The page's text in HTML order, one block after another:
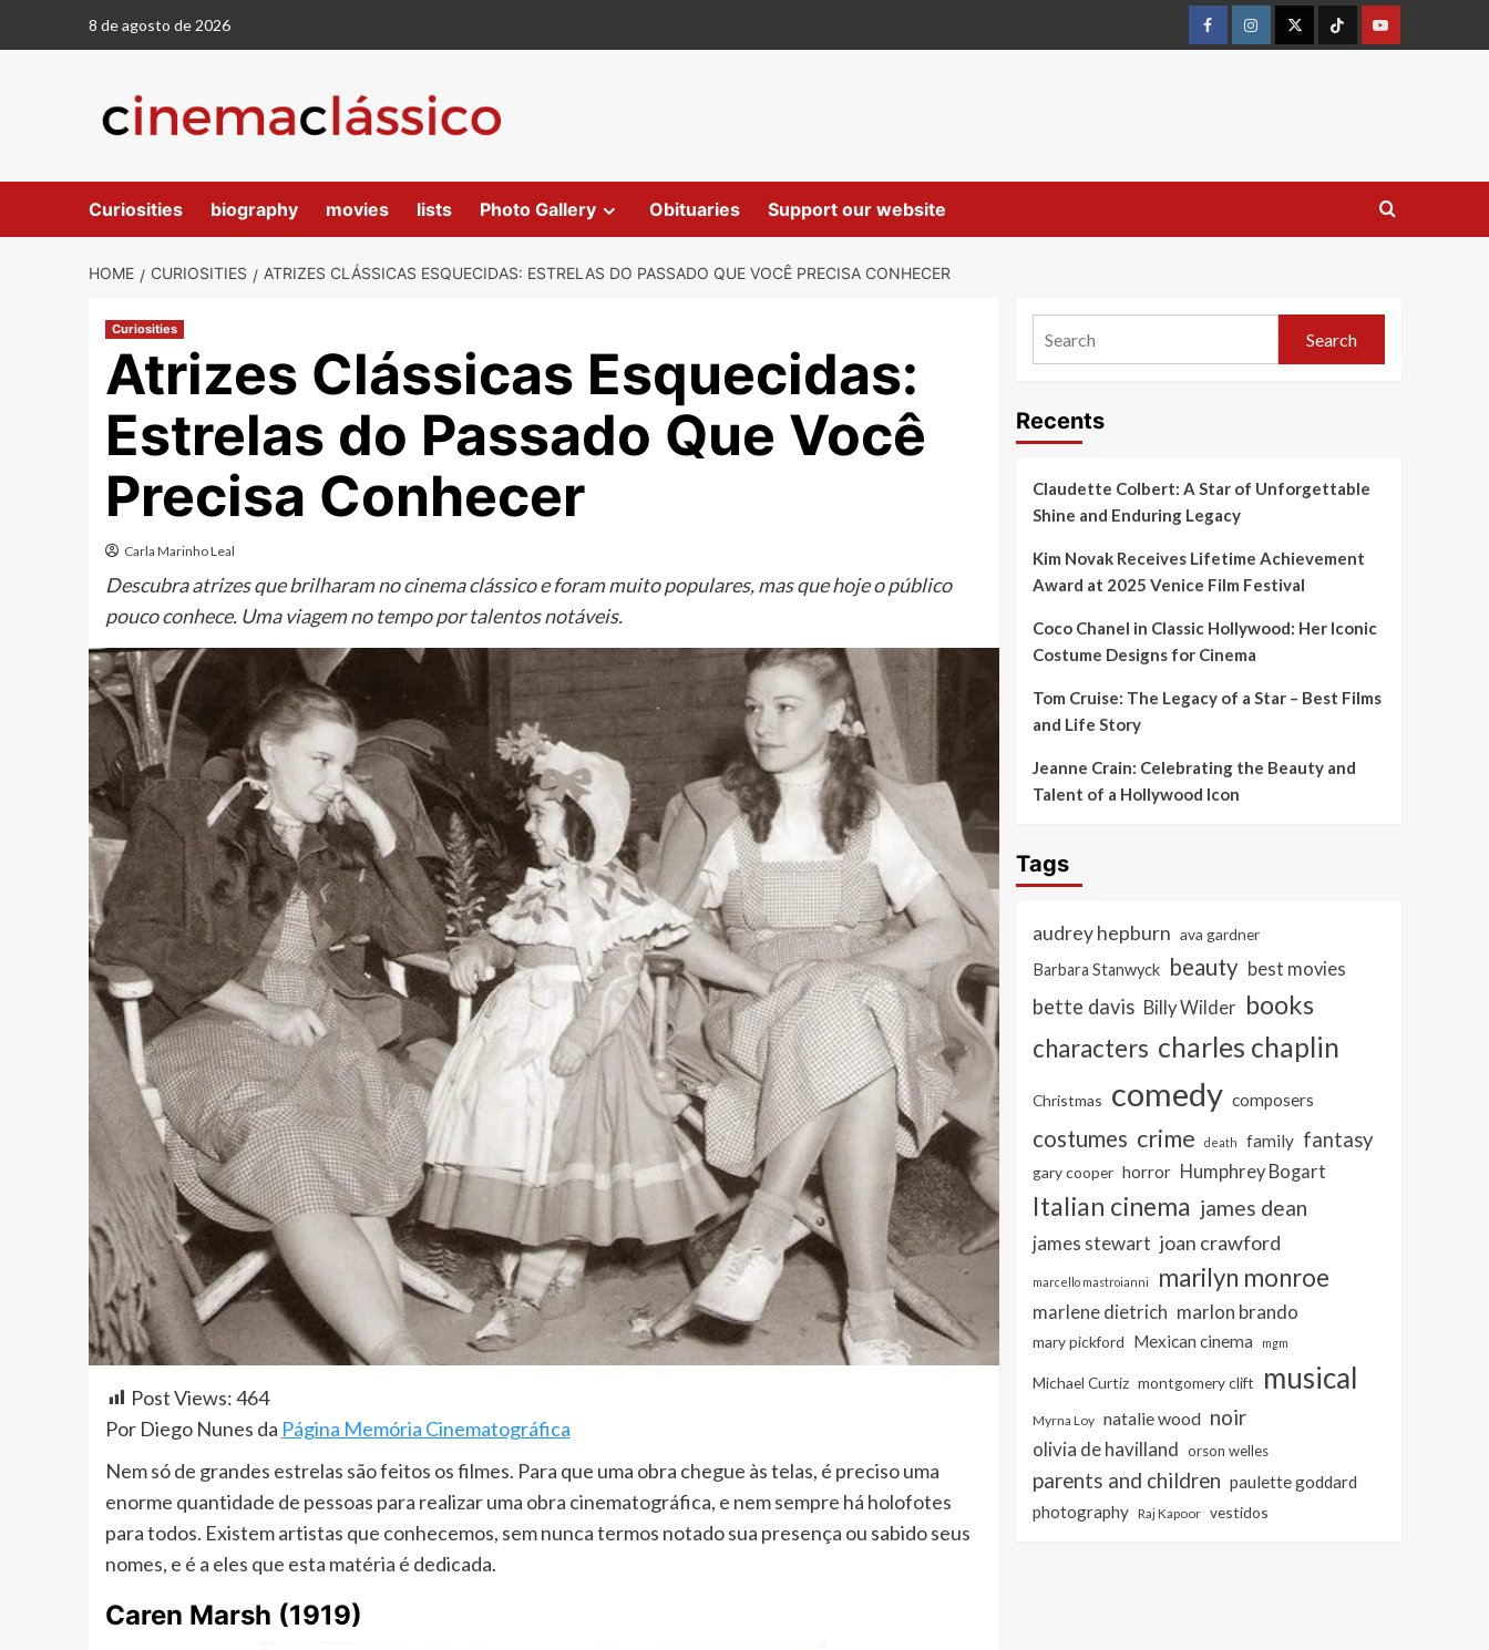
8 de agosto de 2026
Curiosities biography movies lists Photo Gallery Obituaries Support our website
HOME CURIOSITIES ATRIZES CLÁSSICAS ESQUECIDAS: ESTRELAS DO PASSADO QUE VOCÊ PRECISA CONHECER
Curiosities
Atrizes Clássicas Esquecidas:
Estrelas do Passado Que Você
Precisa Conhecer
Carla Marinho Leal
Descubra atrizes que brilharam no cinema clássico e foram muito populares, mas que hoje o público
pouco conhece. Uma viagem no tempo por talentos notáveis.
Post Views:464
Por Diego Nunes da Página Memória Cinematográfica
Nem só de grandes estrelas são feitos os filmes. Para que uma obra chegue às telas, é preciso uma
enorme quantidade de pessoas para realizar uma obra cinematográfica, e nem sempre há holofotes
para todos. Existem artistas que conhecemos, sem nunca termos notado sua presença ou sabido seus
nomes, e é a eles que esta matéria é dedicada.
Caren Marsh (1919)
Search
Recents
Claudette Colbert: A Star of Unforgettable
Shine and Enduring Legacy
Kim Novak Receives Lifetime Achievement
Award at 2025 Venice Film Festival
Coco Chanel in Classic Hollywood: Her Iconic
Costume Designs for Cinema
Tom Cruise: The Legacy of a Star – Best Films
and Life Story
Jeanne Crain: Celebrating the Beauty and
Talent of a Hollywood Icon
Tags
audrey hepburn ava gardner
Barbara Stanwyck
beauty best movies
bette davis Billy Wilder books
characters charles chaplin
Christmas comedy composers
costumes crime death family fantasy
gary cooper horror Humphrey Bogart
Italian cinema james dean
james stewart joan crawford
marcello mastroianni marilyn monroe
marlene dietrich marlon brando
mary pickford Mexican cinema mgm
Michael Curtiz montgomery clift musical
Myrna Loy natalie wood noir
olivia de havilland orson welles
parents and children paulette goddard
photography Raj Kapoor vestidos